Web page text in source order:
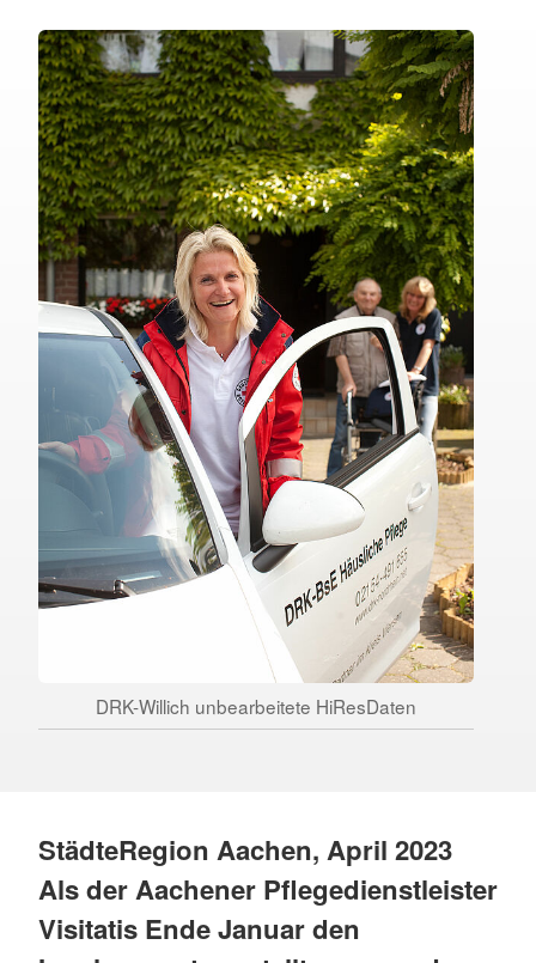
DRK-Willich unbearbeitete HiResDaten
StädteRegion Aachen, April 2023
Als der Aachener Pflegedienstleister
Visitatis Ende Januar den